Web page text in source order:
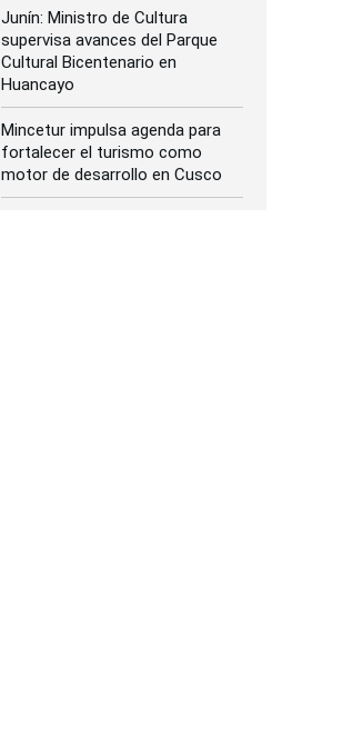
Junín: Ministro de Cultura
supervisa avances del Parque
Cultural Bicentenario en
Huancayo
Mincetur impulsa agenda para
fortalecer el turismo como
motor de desarrollo en Cusco